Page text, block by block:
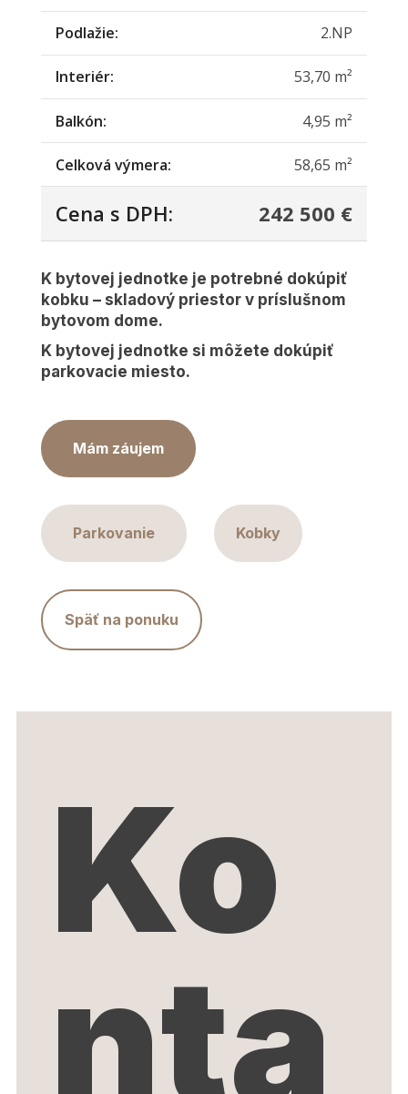
Podlažie: 2.NP
Interiér: 53,70 m²
Balkón: 4,95 m²
Celková výmera: 58,65 m²
Cena s DPH: 242 500 €
K bytovej jednotke je potrebné dokúpiť
kobku – skladový priestor v príslušnom
bytovom dome.
K bytovej jednotke si môžete dokúpiť
parkovacie miesto.
Mám záujem
Parkovanie Kobky
Späť na ponuku
Ko
nta